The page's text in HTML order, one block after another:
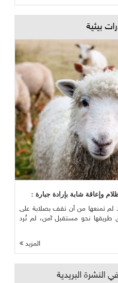
بيئية
وإعاقة شابة بإرادة جبارة :
لم تمنعها من أن تقف بصلابة على
طريقها نحو مستقبل آمن، لم تُرد
المزيد
النشرة البريدية